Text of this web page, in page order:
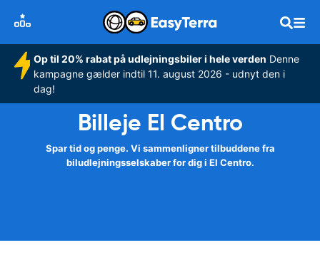
Op til 20% rabat på udlejningsbiler i hele verden Denne
kampagne gælder indtil 11. august 2026 - udnyt den i
dag!
Billeje El Centro
Spar tid og penge. Vi sammenligner tilbuddene fra
biludlejningsselskaber for dig i El Centro.